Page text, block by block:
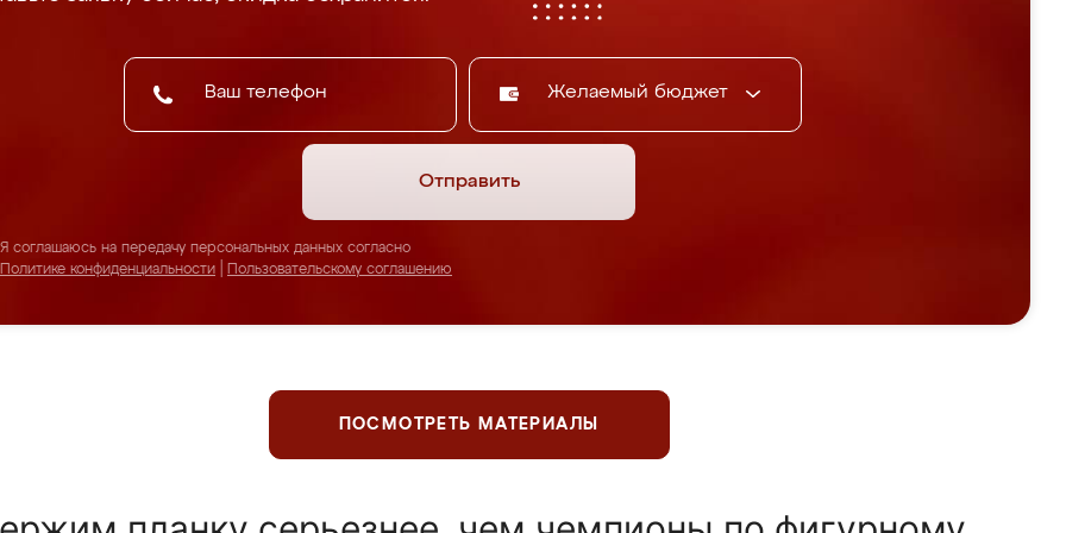
Желаемый бюджет
Отправить
Я соглашаюсь на передачу персональных данных согласно
Политике конфиденциальности
Пользовательскому соглашению
ПОСМОТРЕТЬ МАТЕРИАЛЫ